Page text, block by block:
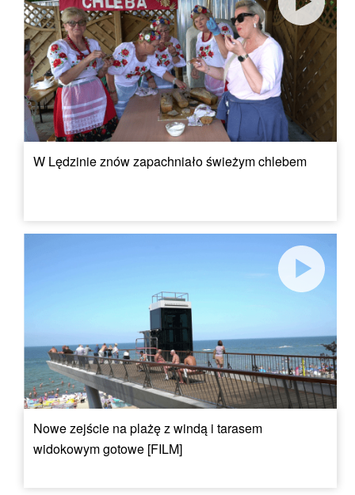
W Lędzinie znów zapachniało świeżym chlebem
Nowe zejście na plażę z windą i tarasem
widokowym gotowe [FILM]